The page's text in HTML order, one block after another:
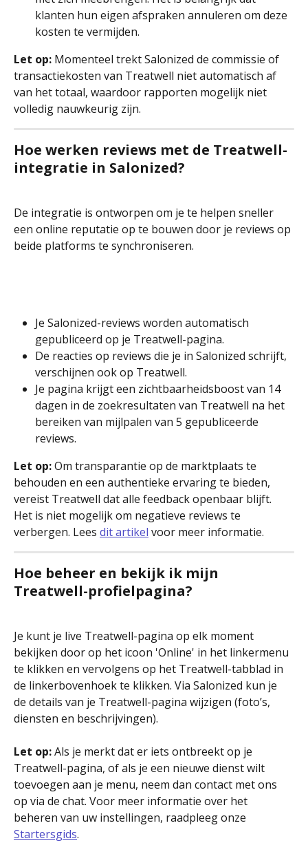
klanten hun eigen afspraken annuleren om deze
kosten te vermijden.
Let op: Momenteel trekt Salonized de commissie of
transactiekosten van Treatwell niet automatisch af
van het totaal, waardoor rapporten mogelijk niet
volledig nauwkeurig zijn.
Hoe werken reviews met de Treatwell-
integratie in Salonized?
De integratie is ontworpen om je te helpen sneller
een online reputatie op te bouwen door je reviews op
beide platforms te synchroniseren.
Je Salonized-reviews worden automatisch
gepubliceerd op je Treatwell-pagina.
De reacties op reviews die je in Salonized schrijft,
verschijnen ook op Treatwell.
Je pagina krijgt een zichtbaarheidsboost van 14
dagen in de zoekresultaten van Treatwell na het
bereiken van mijlpalen van 5 gepubliceerde
reviews.
Let op: Om transparantie op de marktplaats te
behouden en een authentieke ervaring te bieden,
vereist Treatwell dat alle feedback openbaar blijft.
Het is niet mogelijk om negatieve reviews te
verbergen. Lees dit artikel voor meer informatie.
Hoe beheer en bekijk ik mijn
Treatwell-profielpagina?
Je kunt je live Treatwell-pagina op elk moment
bekijken door op het icoon 'Online' in het linkermenu
te klikken en vervolgens op het Treatwell-tabblad in
de linkerbovenhoek te klikken. Via Salonized kun je
de details van je Treatwell-pagina wijzigen (foto’s,
diensten en beschrijvingen).
Let op: Als je merkt dat er iets ontbreekt op je
Treatwell-pagina, of als je een nieuwe dienst wilt
toevoegen aan je menu, neem dan contact met ons
op via de chat. Voor meer informatie over het
beheren van uw instellingen, raadpleeg onze
Startersgids.